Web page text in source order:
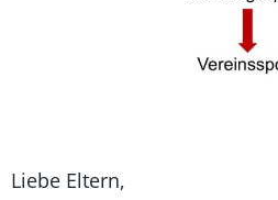
Liebe Eltern,